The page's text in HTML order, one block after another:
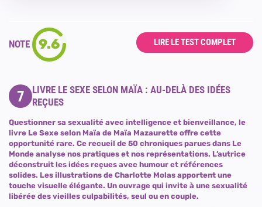
NOTE 9.6 LIRE LE TEST COMPLET
7
LIVRE LE SEXE SELON MAÏA : AU-DELÀ DES IDÉES
REÇUES
Questionner sa sexualité avec intelligence et bienveillance, le
livre Le Sexe selon Maïa de Maïa Mazaurette offre cette
opportunité rare. Ce recueil de 50 chroniques parues dans Le
Monde analyse nos pratiques et nos représentations. L’autrice
déconstruit les idées reçues avec humour et références
solides. Les illustrations de Charlotte Molas apportent une
touche visuelle élégante. Un ouvrage qui invite à une sexualité
libérée des vieilles culpabilités, seul ou en couple.